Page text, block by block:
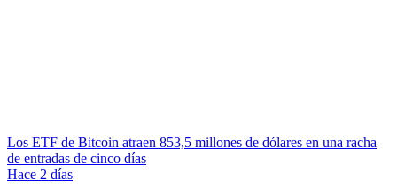
Los ETF de Bitcoin atraen 853,5 millones de dólares en una racha
de entradas de cinco días
Hace 2 días